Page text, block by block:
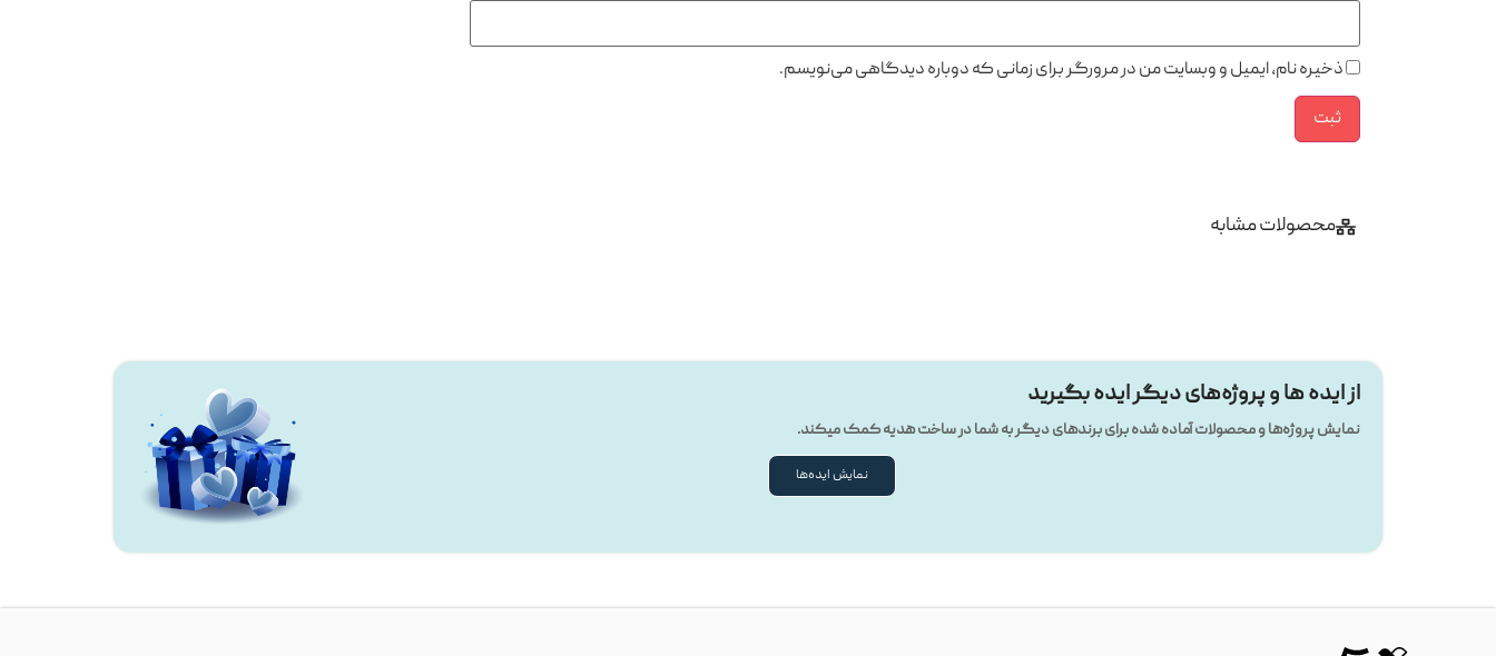
ذخیره نام، ایمیل و وبسایت من در مرورگر برای زمانی که دوباره دیدگاهی می‌نویسم.
محصولات مشابه
از ایده ها و پروژه‌های دیگر ایده بگیرید
نمایش پروژه‌ها و محصولات آماده شده برای برندهای دیگر به شما در ساخت هدیه کمک میکند.
نمایش ایده‌ها